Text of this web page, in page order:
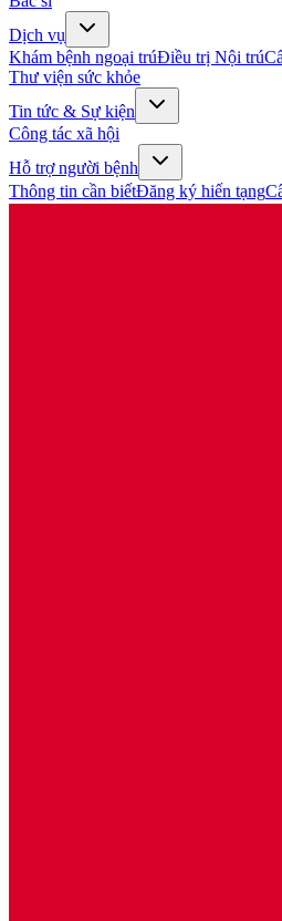
Dịch vụ
Khám bệnh ngoại trúĐiều trị Nội trú
Thư viện sức khỏe
Tin tức & Sự kiện
Công tác xã hội
Hỗ trợ người bệnh
Thông tin cần biếtĐăng ký hiến tạng